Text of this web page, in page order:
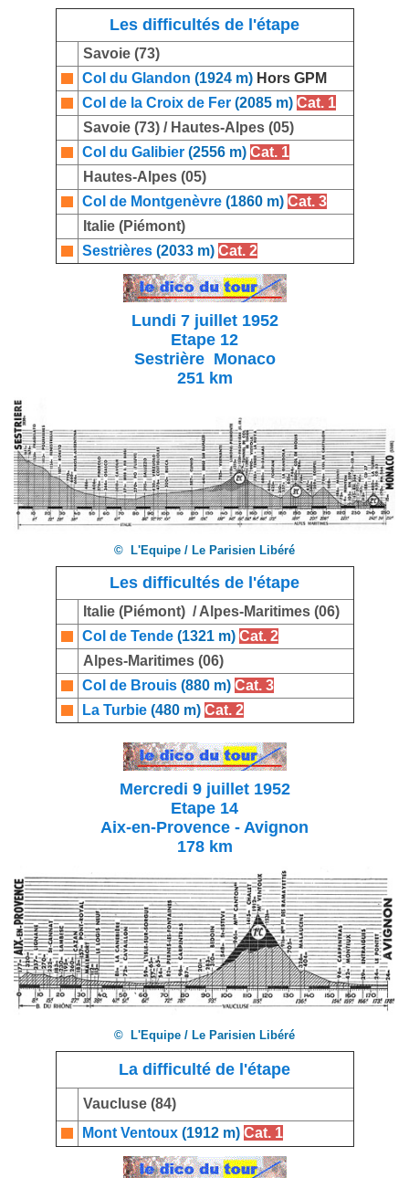
Les difficultés de l'étape
Savoie (73)
Col du Glandon (1924 m) Hors GPM
Col de la Croix de Fer(2085 m) Cat. 1
Savoie (73) / Hautes-Alpes (05)
Col du Galibier(2556 m) Cat. 1
Hautes-Alpes (05)
Col de Montgenèvre(1860 m) Cat. 3
Italie (Piémont)
Sestrières(2033 m) Cat. 2
Lundi 7 juillet 1952
Etape 12
Sestrière Monaco
251 km
© L'Equipe / Le Parisien Libéré
Les difficultés de l'étape
Italie (Piémont) / Alpes-Maritimes (06)
Col de Tende(1321 m) Cat. 2
Alpes-Maritimes (06)
Col de Brouis(880 m) Cat. 3
La Turbie(480 m) Cat. 2
Mercredi 9 juillet 1952
Etape 14
Aix-en-Provence - Avignon
178 km
© L'Equipe / Le Parisien Libéré
La difficulté de l'étape
Vaucluse (84)
Mont Ventoux(1912 m) Cat. 1